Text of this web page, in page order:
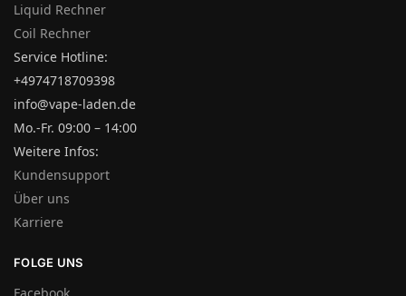
Liquid Rechner
Coil Rechner
Service Hotline:
+4974718709398
info@vape-laden.de
Mo.-Fr. 09:00 – 14:00
Weitere Infos:
Kundensupport
Über uns
Karriere
FOLGE UNS